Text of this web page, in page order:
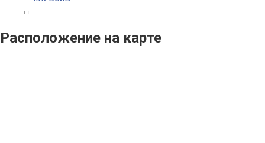
Расположение на карте